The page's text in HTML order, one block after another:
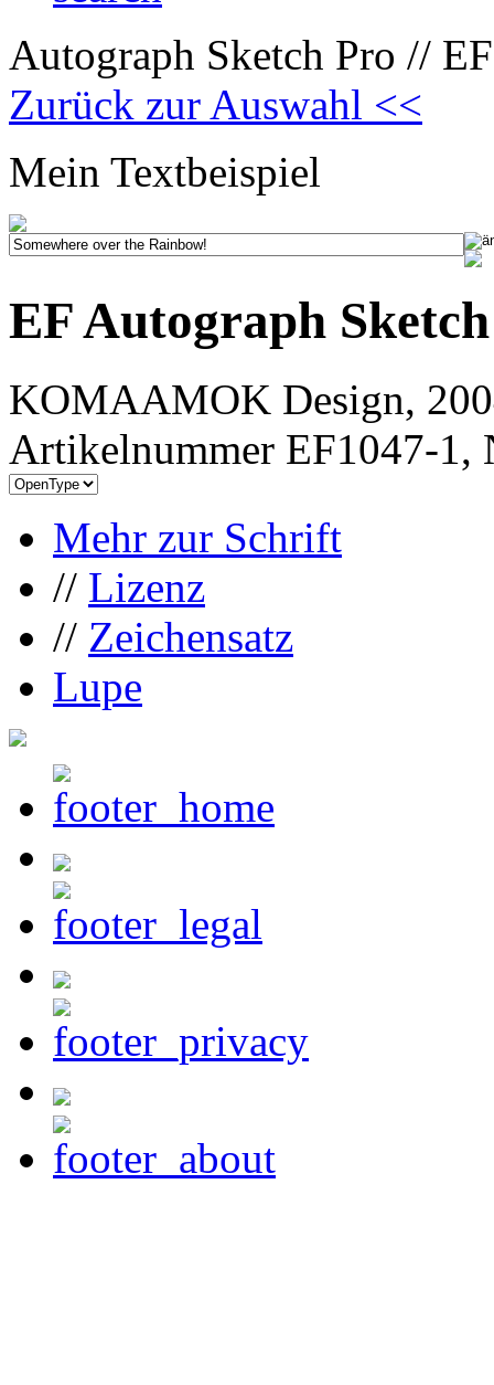
Autograph Sketch Pro //
Zurück zur Auswahl <<
Mein Textbeispiel
EF Autograph
KOMAAMOK Design,
Artikelnummer EF1047-1,
Mehr zur Schrift
// Lizenz
// Zeichensatz
Lupe